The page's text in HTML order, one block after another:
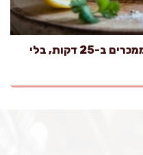
חצילים מטוגנים בקמח וביצה ממכרים ב-25 דקות, בלי